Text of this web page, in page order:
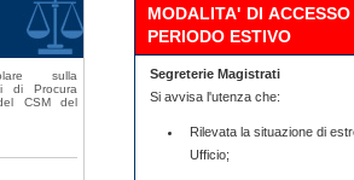
MODALITA' DI
PERIODO ESTIVO
Segreterie Magistrati
Si avvisa l'utenza che:
Rilevata la situazione di
Ufficio;
sulla
di Procura
CSM del